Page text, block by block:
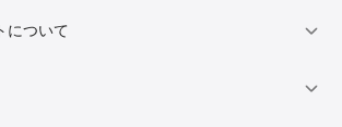
について